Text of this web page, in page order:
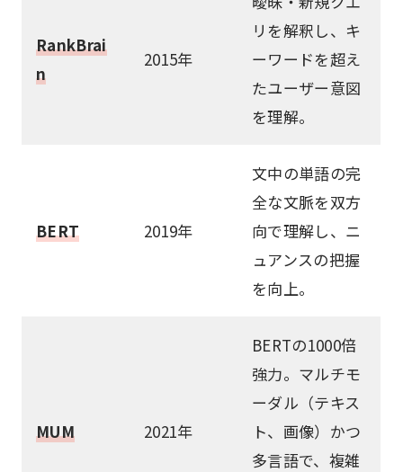
RankBrai
n
2015年
リを解釈し、キ
ーワードを超え
たユーザー意図
を理解。
BERT 2019年
文中の単語の完
全な文脈を双方
向で理解し、ニ
ュアンスの把握
を向上。
MUM 2021年
BERTの1000倍
強力。マルチモ
ーダル（テキス
ト、画像）かつ
多言語で、複雑